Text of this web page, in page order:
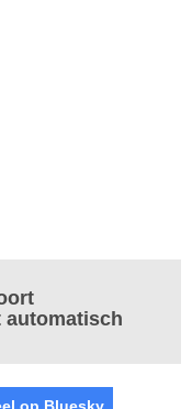
automatisch